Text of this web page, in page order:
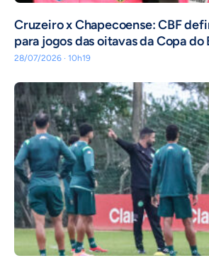
Cruzeiro x Chapecoense: CBF
para jogos das oitavas da Copa do
28/07/2026 · 10h19